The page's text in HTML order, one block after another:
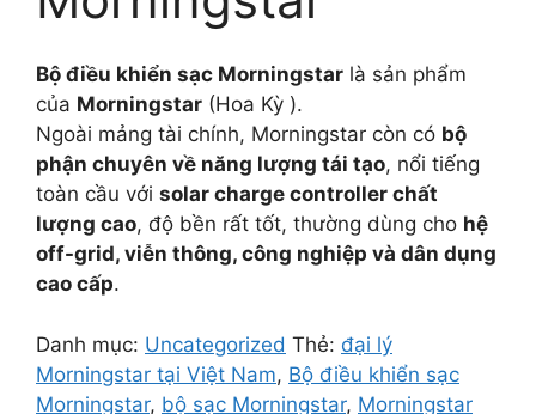
Bộ điều khiển sạc Morningstar là sản phẩm
của Morningstar (Hoa Kỳ ).
Ngoài mảng tài chính, Morningstar còn có bộ
phận chuyên về năng lượng tái tạo, nổi tiếng
toàn cầu với solar charge controller chất
lượng cao, độ bền rất tốt, thường dùng cho hệ
off-grid, viễn thông, công nghiệp và dân dụng
cao cấp.
Danh mục: Uncategorized Thẻ: đại lý
Morningstar tại Việt Nam, Bộ điều khiển sạc
Morningstar, bộ sạc Morningstar, Morningstar